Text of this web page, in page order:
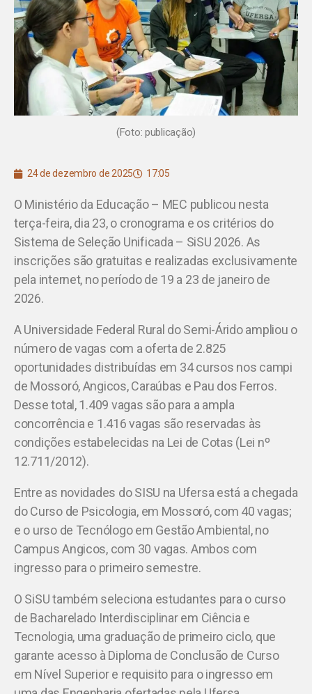
(Foto: publicação)
24 de dezembro de 2025 17:05
O Ministério da Educação – MEC publicou nesta
terça-feira, dia 23, o cronograma e os critérios do
Sistema de Seleção Unificada – SiSU 2026. As
inscrições são gratuitas e realizadas exclusivamente
pela internet, no período de 19 a 23 de janeiro de
2026.
A Universidade Federal Rural do Semi-Árido ampliou o
número de vagas com a oferta de 2.825
oportunidades distribuídas em 34 cursos nos campi
de Mossoró, Angicos, Caraúbas e Pau dos Ferros.
Desse total, 1.409 vagas são para a ampla
concorrência e 1.416 vagas são reservadas às
condições estabelecidas na Lei de Cotas (Lei nº
12.711/2012).
Entre as novidades do SISU na Ufersa está a chegada
do Curso de Psicologia, em Mossoró, com 40 vagas;
e o urso de Tecnólogo em Gestão Ambiental, no
Campus Angicos, com 30 vagas. Ambos com
ingresso para o primeiro semestre.
O SiSU também seleciona estudantes para o curso
de Bacharelado Interdisciplinar em Ciência e
Tecnologia, uma graduação de primeiro ciclo, que
garante acesso à Diploma de Conclusão de Curso
em Nível Superior e requisito para o ingresso em